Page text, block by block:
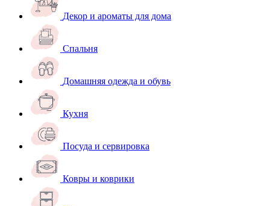
Декор и ароматы для дома
Спальня
Домашняя одежда и обувь
Кухня
Посуда и сервировка
Ковры и коврики